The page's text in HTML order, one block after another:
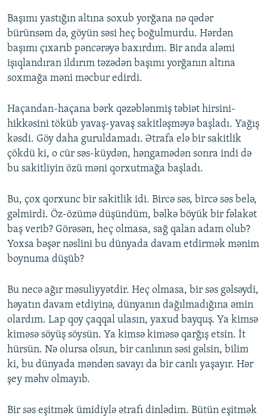
Başımı yastığın altına soxub yorğana nə qədər
bürünsəm də, göyün səsi heç boğulmurdu. Hərdən
başımı çıxarıb pəncərəyə baxırdım. Bir anda aləmi
işıqlandıran ildırım təzədən başımı yorğanın altına
soxmağa məni məcbur edirdi.
Haçandan-haçana bərk qəzəblənmiş təbiət hirsini-
hikkəsini töküb yavaş-yavaş sakitləşməyə başladı. Yağış
kəsdi. Göy daha guruldamadı. Ətrafa elə bir sakitlik
çökdü ki, o cür səs-küydən, həngamədən sonra indi də
bu sakitliyin özü məni qorxutmağa başladı.
Bu, çox qorxunc bir sakitlik idi. Bircə səs, bircə səs belə,
gəlmirdi. Öz-özümə düşündüm, bəlkə böyük bir fəlakət
baş verib? Görəsən, heç olmasa, sağ qalan adam olub?
Yoxsa bəşər nəslini bu dünyada davam etdirmək mənim
boynuma düşüb?
Bu necə ağır məsuliyyətdir. Heç olmasa, bir səs gəlsəydi,
həyatın davam etdiyinə, dünyanın dağılmadığına əmin
olardım. Lap qoy çaqqal ulasın, yaxud bayquş. Ya kimsə
kiməsə söyüş söysün. Ya kimsə kiməsə qarğış etsin. İt
hürsün. Nə olursa olsun, bir canlının səsi gəlsin, bilim
ki, bu dünyada məndən savayı da bir canlı yaşayır. Hər
şey məhv olmayıb.
Bir səs eşitmək ümidiylə ətrafı dinlədim. Bütün eşitmək